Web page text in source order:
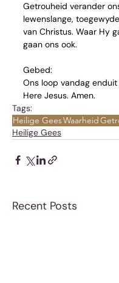
Getrouheid verander
lewenslange,
van Christus. Waar Hy
gaan ons ook.
Gebed:
Ons loop vandag
Here Jesus. Amen.
Tags:
Heilige GeesWaarheid
Heilige Gees
Recent Posts